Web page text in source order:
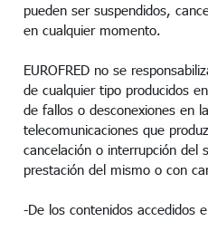
pueden ser suspendidos,
en cualquier momento.
EUROFRED no se
de cualquier tipo producidos
de fallos o desconexiones en
telecomunicaciones que
cancelación o interrupción del
prestación del mismo o con
-De los contenidos accedidos